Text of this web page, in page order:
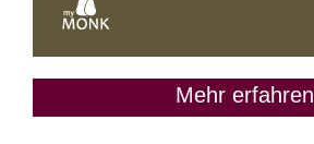
Mehr erfahren